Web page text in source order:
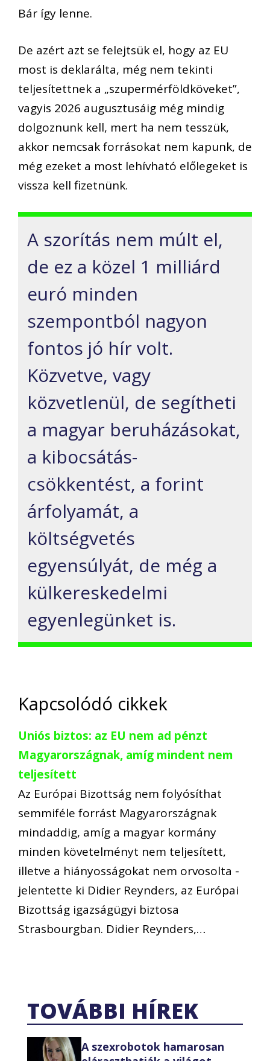
Bár így lenne.
De azért azt se felejtsük el, hogy az EU
most is deklarálta, még nem tekinti
teljesítettnek a „szupermérföldköveket”,
vagyis 2026 augusztusáig még mindig
dolgoznunk kell, mert ha nem tesszük,
akkor nemcsak forrásokat nem kapunk, de
még ezeket a most lehívható előlegeket is
vissza kell fizetnünk.
A szorítás nem múlt el,
de ez a közel 1 milliárd
euró minden
szempontból nagyon
fontos jó hír volt.
Közvetve, vagy
közvetlenül, de segítheti
a magyar beruházásokat,
a kibocsátás-
csökkentést, a forint
árfolyamát, a
költségvetés
egyensúlyát, de még a
külkereskedelmi
egyenlegünket is.
Kapcsolódó cikkek
Uniós biztos: az EU nem ad pénzt
Magyarországnak, amíg mindent nem
teljesített
Az Európai Bizottság nem folyósíthat
semmiféle forrást Magyarországnak
mindaddig, amíg a magyar kormány
minden követelményt nem teljesített,
illetve a hiányosságokat nem orvosolta -
jelentette ki Didier Reynders, az Európai
Bizottság igazságügyi biztosa
Strasbourgban. Didier Reynders,…
TOVÁBBI HÍREK
A szexrobotok hamarosan